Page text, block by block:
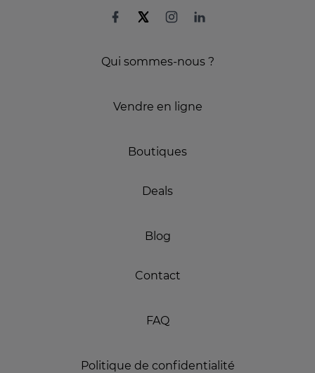
Qui sommes-nous ?
Vendre en ligne
Boutiques
Deals
Blog
Contact
FAQ
Politique de confidentialité